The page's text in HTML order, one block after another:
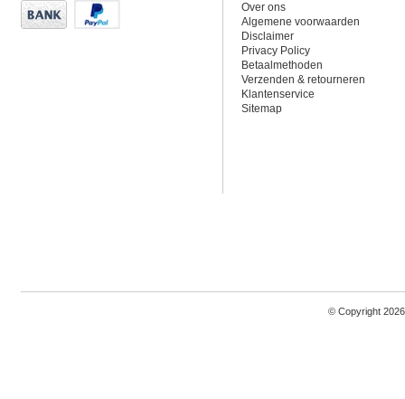
Over ons
Algemene voorwaarden
Disclaimer
Privacy Policy
Betaalmethoden
Verzenden & retourneren
Klantenservice
Sitemap
© Copyright